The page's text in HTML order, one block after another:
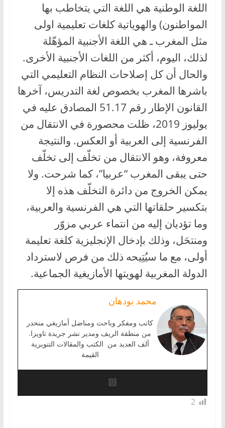
اللغة الوطنية هي اللغة التي يتخاطب بها
المواطنون) والهوياتية كلغات تعليمية اولى
مثل المغرب ـ هي اللغة الأجنبية المؤهّلة
لذلك، اليوم، أكثر من اللغات الأجنبية الأخرى.
والحال أن كل إصلاحات النظام التعليمي التي
باشرها المغرب بخصوص لغة التدريس، آخرها
القانون الإطار رقم 51.17 المصادق عليه في
يوليوز 2019، ظلت محصورة في الانتقال من
الفرنسية إلى العربية أو العكس. والنتيجة
معروفة، وهو الانتقال من تخلّف إلى تخلّف
حتى يبقى المغرب “عربيا”، كما شرحت. ولا
يمكن الخروج من دائرة التخلّف هذه إلا
بتكسير حلقاتها التي هي الفرنسية والعربية،
وما تؤديان إليه من انتماء عربي مزوّر
ومنتحَل، وذلك بإدخال الإنجليزية كلغة تعليمة
أولى، مع ما سيُتِيحه ذلك من فرص لاسترداد
الدولة المغربية لهويتها الأمازيغية الجماعية.
محمد بودهان
كاتب ومفكر وباحث ومناضل أمازيغي منحدر
من منطقة الريف ومدير نشر جريدة تاويزا.
ألف العديد من الكتب والمقالات التنويرية
القيمة
2